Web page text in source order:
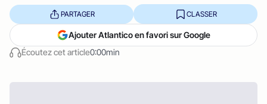
Écoutez cet article0:00min
PARTAGER CLASSER
Ajouter Atlantico en favori sur Google